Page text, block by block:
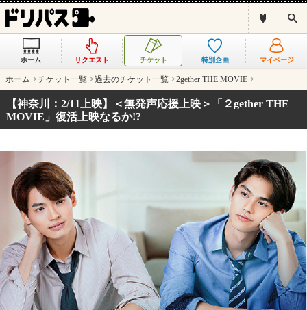
ス
ホーム リクエスト チケット 特別企画 マイページ
ホーム チケット一覧 過去のチケット一覧 2gether THE MOVIE
【神奈川：2/11上映】＜無発声応援上映＞「２gether THE
MOVIE」復活上映なるか!?